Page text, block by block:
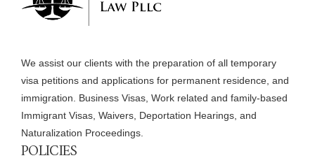
We assist our clients with the preparation of all temporary
visa petitions and applications for permanent residence, and
immigration. Business Visas, Work related and family-based
Immigrant Visas, Waivers, Deportation Hearings, and
Naturalization Proceedings.
POLICIES